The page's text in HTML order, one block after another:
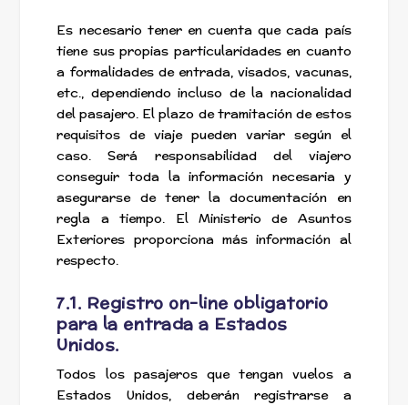
Es necesario tener en cuenta que cada país
tiene sus propias particularidades en cuanto
a formalidades de entrada, visados, vacunas,
etc., dependiendo incluso de la nacionalidad
del pasajero. El plazo de tramitación de estos
requisitos de viaje pueden variar según el
caso. Será responsabilidad del viajero
conseguir toda la información necesaria y
asegurarse de tener la documentación en
regla a tiempo. El Ministerio de Asuntos
Exteriores proporciona más información al
respecto.
7.1. Registro on-line obligatorio
para la entrada a Estados
Unidos.
Todos los pasajeros que tengan vuelos a
Estados Unidos, deberán registrarse a